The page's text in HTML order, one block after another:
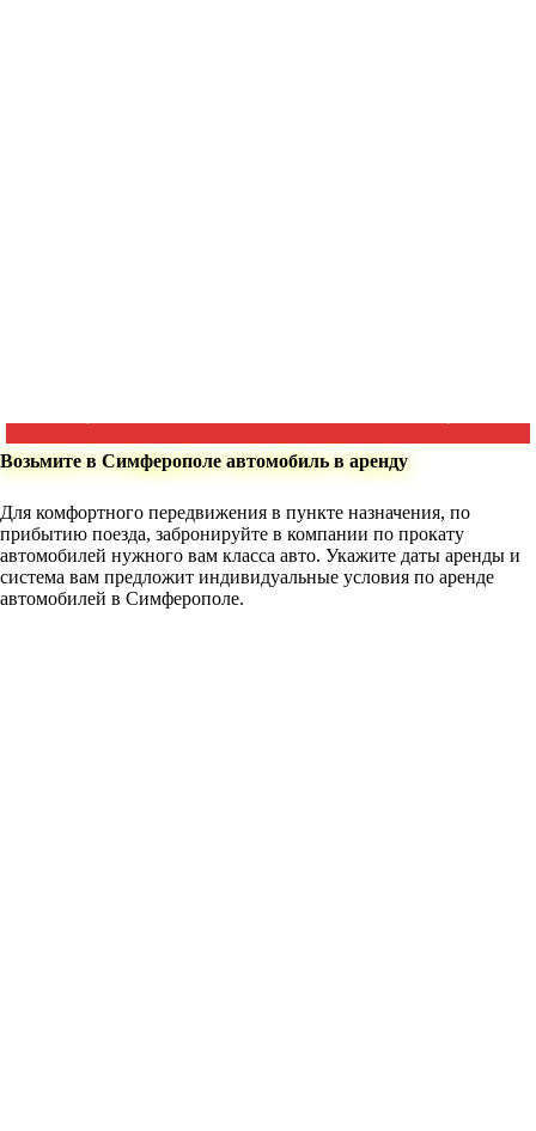
Возьмите в Симферополе автомобиль в аренду
Для комфортного передвижения в пункте назначения, по
прибытию поезда, забронируйте в компании по прокату
автомобилей нужного вам класса авто. Укажите даты аренды и
система вам предложит индивидуальные условия по аренде
автомобилей в Симферополе.